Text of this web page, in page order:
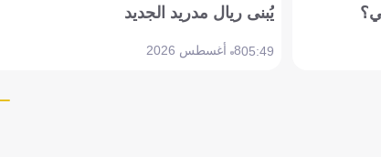
يُبنى ريال مدريد الجديد
05:498 أغسطس 2026